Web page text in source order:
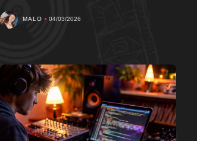
MALO 04/03/2026